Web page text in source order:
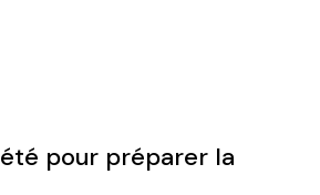
pour préparer la